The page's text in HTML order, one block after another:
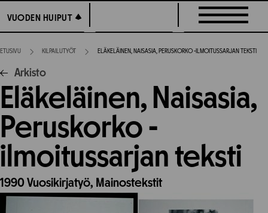
suoraan
sisältöön
VUODEN HUIPUT
VUODEN HUIPUT
ETUSIVU KILPAILUTYÖT ELÄKELÄINEN, NAISASIA, PERUSKORKO -ILMOITUSSARJAN TEKSTI
Arkisto
Eläkeläinen, Naisasia,
Peruskorko -
ilmoitussarjan teksti
1990Vuosikirjatyö, Mainostekstit